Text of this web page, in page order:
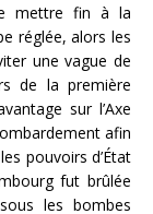
mettre fin à la
réglée, alors les
une vague de
de la première
sur l’Axe
afin
pouvoirs d’État
fut brûlée
les bombes